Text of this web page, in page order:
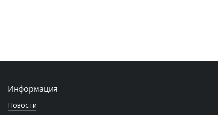
Информация
Новости